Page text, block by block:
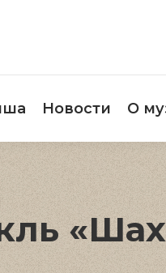
Новости О